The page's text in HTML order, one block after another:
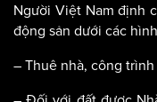
Người Việt Nam định
động sản dưới các
– Thuê nhà, công